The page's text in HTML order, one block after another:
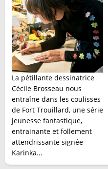
La pétillante dessinatrice
Cécile Brosseau nous
entraîne dans les coulisses
de Fort Trouillard, une série
jeunesse fantastique,
entrainante et follement
attendrissante signée
Karinka...